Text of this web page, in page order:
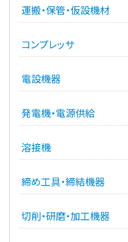
運搬・保管・仮設機材
コンプレッサ
電設機器
発電機・電源供給
溶接機
締め工具・締結機器
切削・研磨・加工機器